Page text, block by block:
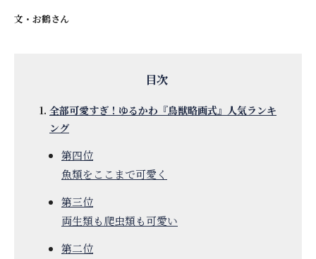
文・ お鶴さん
全部可愛すぎ！ゆるかわ『鳥獣略画式』人気ランキ
ング
第四位
魚類をここまで可愛く
第三位
両生類も爬虫類も可愛い
第二位